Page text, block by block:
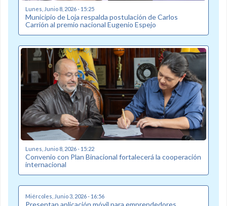
Lunes, Junio 8, 2026 - 15:25
Municipio de Loja respalda postulación de Carlos
Carrión al premio nacional Eugenio Espejo
Lunes, Junio 8, 2026 - 15:22
Convenio con Plan Binacional fortalecerá la cooperación
internacional
Miércoles, Junio 3, 2026 - 16:56
Presentan aplicación móvil para emprendedores